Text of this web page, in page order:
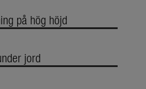
på hög höjd
jord